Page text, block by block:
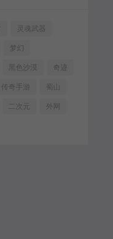
灵魂武器
梦幻
黑色沙漠 奇迹
传奇手游 蜀山
二次元 外网